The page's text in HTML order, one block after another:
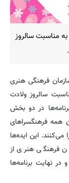
مناسبت سالروز
فرهنگی هنری
سالروز ولادت
در دو بخش
همه فرهنگسراهای
می‌کنند. این ایده‌ها
فرهنگی هنری از
نهایت برنامه‌ها